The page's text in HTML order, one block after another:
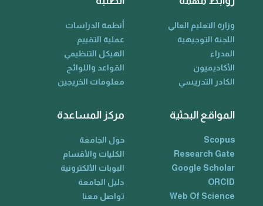
وزارة التعليم العالي
اللجنة التوجيهية
المدراء
الأكاديميون
الكادر التدريسي
أنظمة الدراسات
عملية التقييم
الهيكل التنظيمي
القواعد واللوائح
معلومات الخريجين
المواقع البحثية
Scopus
Research Gate
Google Scholar
ORCID
Web Of Science
مركز المساعدة
حول الجامعة
الكليات والأقسام
البوبات الألكترونية
دليل الجامعة
تواصل معنا